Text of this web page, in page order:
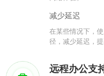
减少延迟
在某些情况下，
径，减少延迟，提
远程办公支